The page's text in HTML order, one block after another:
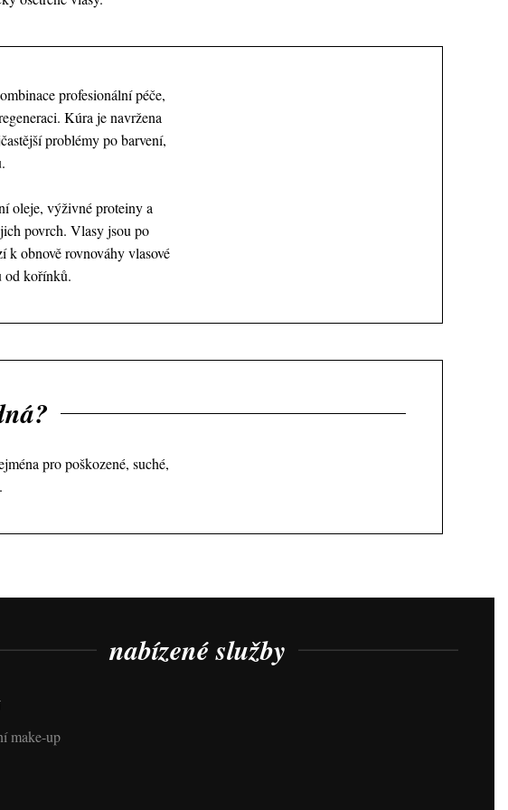
profesionální péče,
Kúra je navržena
problémy po barvení,
oleje, výživné proteiny a
povrch. Vlasy jsou po
k obnově rovnováhy vlasové
od kořínků.
pro poškozené, suché,
nabízené služby
make-up